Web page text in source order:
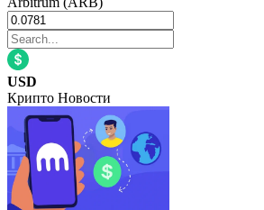
USD
Крипто Новости